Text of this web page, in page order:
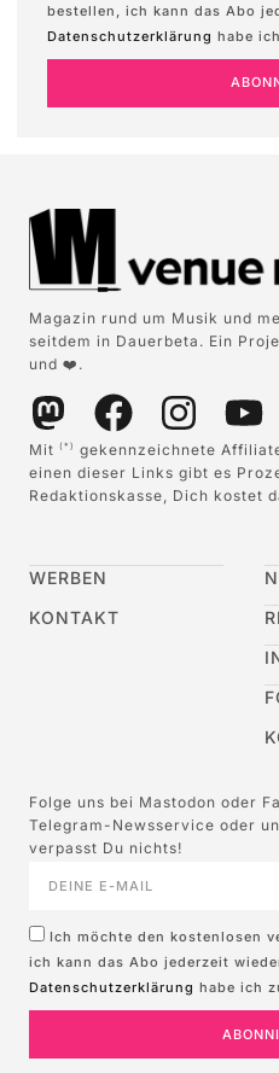
bestellen, ich kann das Abo
Datenschutzerklärung habe
Magazin rund um Musik und
seitdem in Dauerbeta. Ein
und ❤️.
Mit (*)
gekennzeichnete
einen dieser Links gibt es
Redaktionskasse, Dich kostet
WERBEN
KONTAKT
Folge uns bei Mastodon oder
Telegram-Newsservice oder
verpasst Du nichts!
Ich möchte den kostenlosen
ich kann das Abo jederzeit
Datenschutzerklärung habe ich